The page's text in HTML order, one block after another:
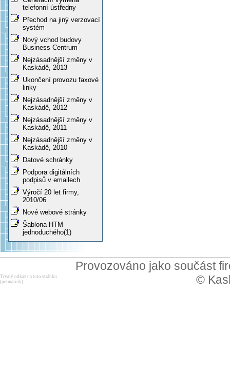
telefonní ústředny
Přechod na jiný verzovací
systém
Nový vchod budovy
Business Centrum
Nejzásadnější změny v
Kaskádě, 2013
Ukončení provozu faxové
linky
Nejzásadnější změny v
Kaskádě, 2012
Nejzásadnější změny v
Kaskádě, 2011
Nejzásadnější změny v
Kaskádě, 2010
Datové schránky
Podpora digitálních
podpisů v emailech
Výročí 20 let firmy,
2010/06
Nové webové stránky
Šablona HTM
jednoduchého(1)
Provozováno jako součást
©
Trvalý odkaz na tuto stránku
(permalink)